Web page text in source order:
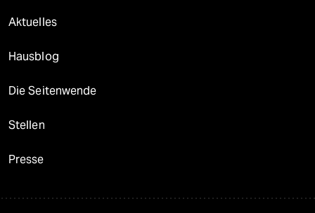
Aktuelles
Hausblog
Die Seitenwende
Stellen
Presse